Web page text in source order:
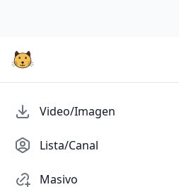
Video/Imagen
Lista/Canal
Masivo